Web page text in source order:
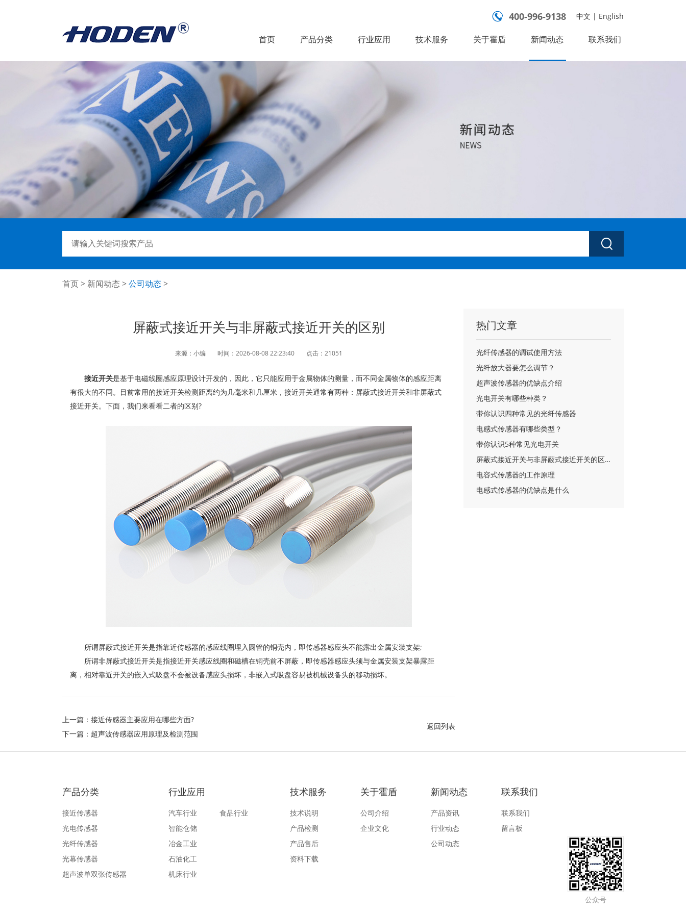
首页 产品分类 行业应用 技术服务 关于霍盾 新闻动态 联系我们
 400-996-9138 中文 | English

首页> 新闻动态>公司动态>
屏蔽式接近开关与非屏蔽式接近开关的区别
来源：小编 时间：2026-08-08 22:23:40 点击：21051
接近开关是基于电磁线圈感应原理设计开发的，因此，它只能应用于金属物体的测量，而不同金属物体的感应距离
有很大的不同。目前常用的接近开关检测距离约为几毫米和几厘米，接近开关通常有两种：屏蔽式接近开关和非屏蔽式
接近开关。下面，我们来看看二者的区别?
所谓屏蔽式接近开关是指靠近传感器的感应线圈埋入圆管的铜壳内，即传感器感应头不能露出金属安装支架;
所谓非屏蔽式接近开关是指接近开关感应线圈和磁槽在铜壳前不屏蔽，即传感器感应头须与金属安装支架暴露距
离，相对靠近开关的嵌入式吸盘不会被设备感应头损坏，非嵌入式吸盘容易被机械设备头的移动损坏。
上一篇： 接近传感器主要应用在哪些方面?
下一篇： 超声波传感器应用原理及检测范围
返回列表
热门文章
光纤传感器的调试使用方法
光纤放大器要怎么调节？
超声波传感器的优缺点介绍
光电开关有哪些种类？
带你认识四种常见的光纤传感器
电感式传感器有哪些类型？
带你认识5种常见光电开关
屏蔽式接近开关与非屏蔽式接近开关的区别
电容式传感器的工作原理
电感式传感器的优缺点是什么
产品分类
接近传感器
光电传感器
光纤传感器
光幕传感器
超声波单双张传感器
行业应用
汽车行业
智能仓储
冶金工业
石油化工
机床行业
食品行业
技术服务
技术说明
产品检测
产品售后
资料下载
关于霍盾
公司介绍
企业文化
新闻动态
产品资讯
行业动态
公司动态
联系我们
联系我们
留言板
公众号